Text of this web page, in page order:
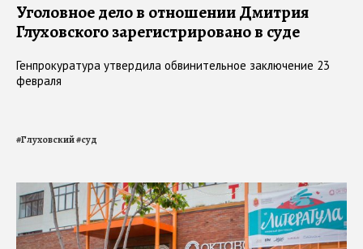
Уголовное дело в отношении Дмитрия
Глуховского зарегистрировано в суде
Генпрокуратура утвердила обвинительное заключение 23
февраля
#Глуховский#суд